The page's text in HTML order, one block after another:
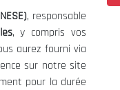
, responsable
, y compris vos
aurez fourni via
sur notre site
pour la durée